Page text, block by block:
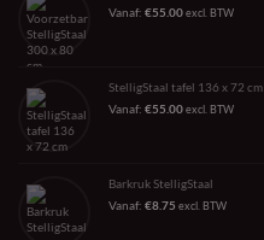
Vanaf: €55.00excl. BTW
StelligStaal tafel 136 x 72 cm
Vanaf: €55.00excl. BTW
Barkruk StelligStaal
Vanaf: €8.75 excl. BTW